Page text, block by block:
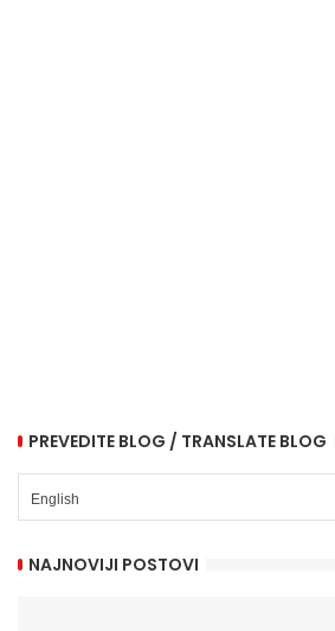
PREVEDITE BLOG / TRANSLATE BLOG
NAJNOVIJI POSTOVI